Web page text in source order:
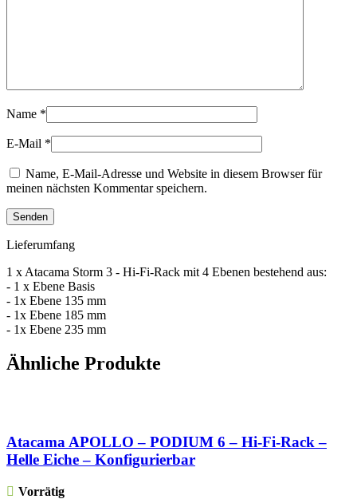
Name *
E-Mail *
Name, E-Mail-Adresse und Website in diesem Browser für
meinen nächsten Kommentar speichern.
Lieferumfang
1 x Atacama Storm 3 - Hi-Fi-Rack mit 4 Ebenen bestehend aus:
- 1 x Ebene Basis
- 1x Ebene 135 mm
- 1x Ebene 185 mm
- 1x Ebene 235 mm
Ähnliche Produkte
Atacama APOLLO – PODIUM 6 – Hi-Fi-Rack –
Helle Eiche – Konfigurierbar
Vorrätig